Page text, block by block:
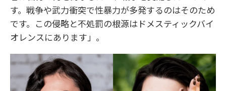
す。戦争や武力衝突で性暴力が多発するのはそのため
です。この侵略と不処罰の根源はドメスティックバイ
オレンスにあります」。